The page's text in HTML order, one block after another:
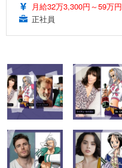
月給32万3,300円～59万円
正社員